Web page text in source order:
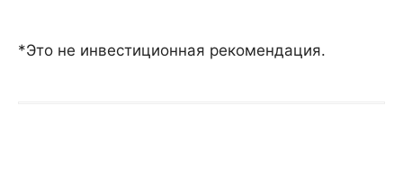
*Это не инвестиционная рекомендация.